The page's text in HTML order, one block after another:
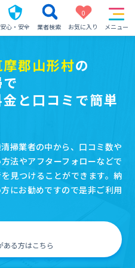
安心・安全 業者検索
0
お気に入り
メニュー
郡山形村の
と口コミで簡単
掃業者の中から、口コミ数や
法やアフターフォローなどで
見つけることができます。納
にお勧めですので是非ご利用
ある方はこちら